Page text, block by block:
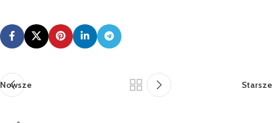
Nowsze Starsze